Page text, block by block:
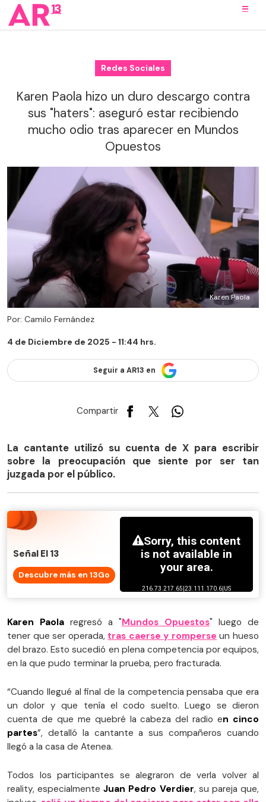
Redes Sociales
Karen Paola hizo un duro descargo contra
sus "haters": aseguró estar recibiendo
mucho odio tras aparecer en Mundos
Opuestos
Karen Paola
Por: Camilo Fernández
4 de Diciembre de 2025 - 11:44 hrs.
Seguir a AR13 en
Compartir
La cantante utilizó su cuenta de X para escribir
sobre la preocupación que siente por ser tan
juzgada por el público.
Señal El 13
Descubre más en 13Go
Karen Paola regresó a "Mundos Opuestos" luego de
tener que ser operada, tras caerse y romperse un hueso
del brazo. Esto sucedió en plena competencia por equipos,
en la que pudo terminar la prueba, pero fracturada.
“Cuando llegué al final de la competencia pensaba que era
un dolor y que tenía el codo suelto. Luego se dieron
cuenta de que me quebré la cabeza del radio en cinco
partes”, detalló la cantante a sus compañeros cuando
llegó a la casa de Atenea.
Todos los participantes se alegraron de verla volver al
reality, especialmenteJuan Pedro Verdier, su pareja que,